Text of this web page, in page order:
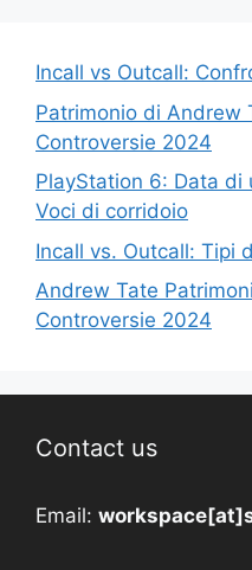
Incall vs Outcall:
Patrimonio di Andrew
Controversie 2024
PlayStation 6: Data di
Voci di corridoio
Incall vs. Outcall: Tipi
Andrew Tate
Controversie 2024
Contact us
Email: